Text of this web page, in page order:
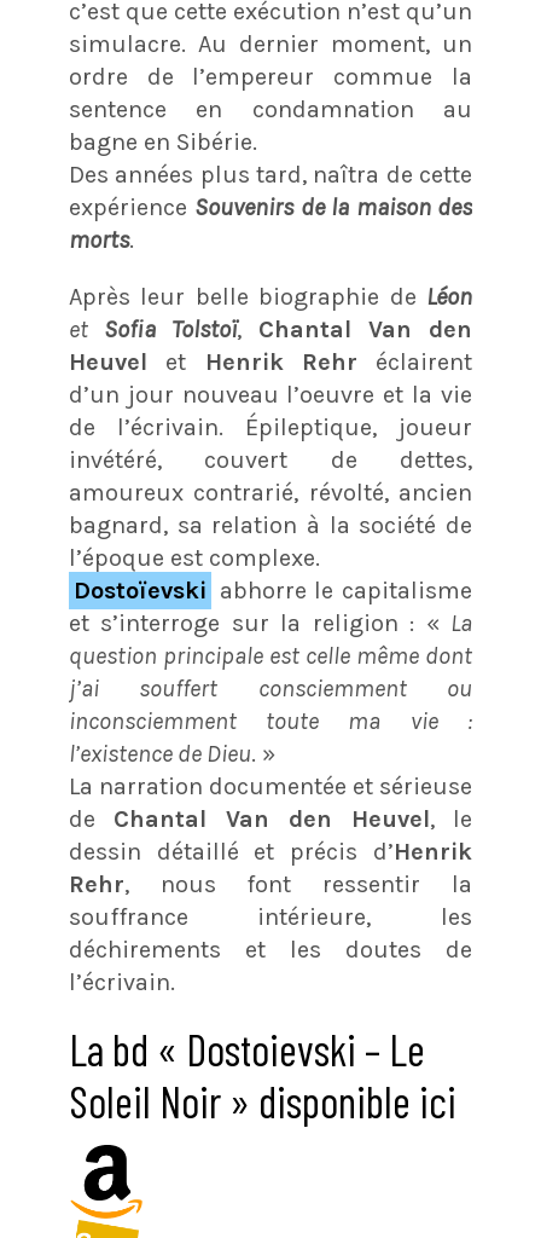
c’est que cette exécution n’est qu’un
simulacre. Au dernier moment, un
ordre de l’empereur commue la
sentence en condamnation au
bagne en Sibérie.
Des années plus tard, naîtra de cette
expérience Souvenirs de la maison des
morts.
Après leur belle biographie de Léon
etSofia Tolstoï, Chantal Van den
Heuvel et Henrik Rehr éclairent
d’un jour nouveau l’oeuvre et la vie
de l’écrivain. Épileptique, joueur
invétéré, couvert de dettes,
amoureux contrarié, révolté, ancien
bagnard, sa relation à la société de
l’époque est complexe.
Dostoïevski abhorre le capitalisme
et s’interroge sur la religion : « La
question principale est celle même dont
j’ai souffert consciemment ou
inconsciemment toute ma vie :
l’existence de Dieu. »
La narration documentée et sérieuse
de Chantal Van den Heuvel, le
dessin détaillé et précis d’Henrik
Rehr, nous font ressentir la
souffrance intérieure, les
déchirements et les doutes de
l’écrivain.
La bd « Dostoievski – Le
Soleil Noir » disponible ici